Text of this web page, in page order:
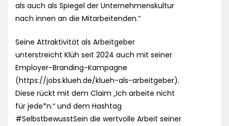
als auch als Spiegel der Unternehmenskultur
nach innen an die Mitarbeitenden.“
Seine Attraktivität als Arbeitgeber
unterstreicht Klüh seit 2024 auch mit seiner
Employer-Branding-Kampagne
(https://jobs.klueh.de/klueh-als-arbeitgeber).
Diese rückt mit dem Claim „Ich arbeite nicht
für jede*n.“ und dem Hashtag
#SelbstbewusstSein die wertvolle Arbeit seiner